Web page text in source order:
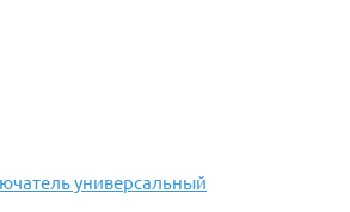
универсальный